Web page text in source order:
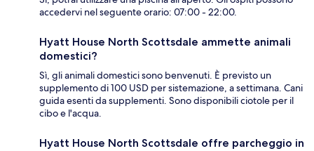
accedervi nel seguente orario: 07:00 - 22:00.
Hyatt House North Scottsdale ammette animali
domestici?
Sì, gli animali domestici sono benvenuti. È previsto un
supplemento di 100 USD per sistemazione, a settimana. Cani
guida esenti da supplementi. Sono disponibili ciotole per il
cibo e l'acqua.
Hyatt House North Scottsdale offre parcheggio in